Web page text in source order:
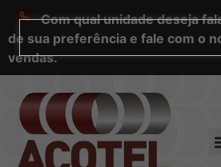
Com qual unidade deseja
de sua preferência e fale com o
vendas.